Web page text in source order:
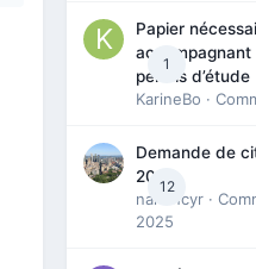
1
Papier
permis d’étude
KarineBo ·
12
Demande de
2026
nanancyr ·
2025